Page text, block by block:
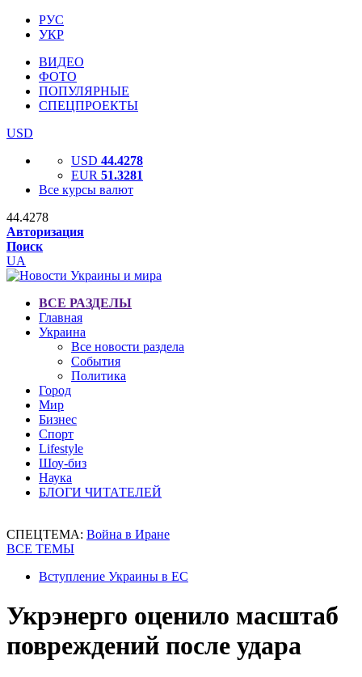
РУС
УКР
ВИДЕО
ФОТО
ПОПУЛЯРНЫЕ
СПЕЦПРОЕКТЫ
USD
USD 44.4278
EUR 51.3281
Все курсы валют
44.4278
Авторизация
Поиск
UA
ВСЕ РАЗДЕЛЫ
Главная
Украина
Все новости раздела
События
Политика
Город
Мир
Бизнес
Спорт
Lifestyle
Шоу-биз
Наука
БЛОГИ ЧИТАТЕЛЕЙ
СПЕЦТЕМА: Война в Иране
ВСЕ ТЕМЫ
Вступление Украины в ЕС
Укрэнерго оценило масштаб
повреждений после удара